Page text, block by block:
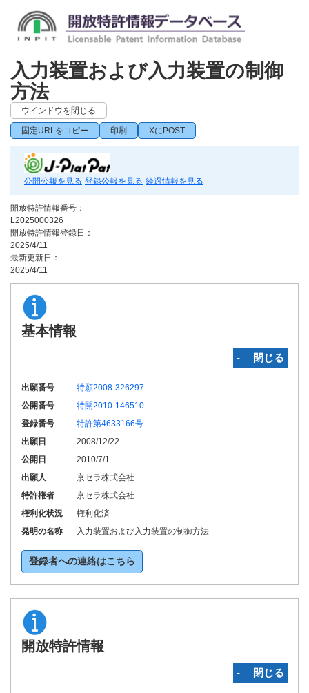
入力装置および入力装置の制御
方法
ウインドウを閉じる
固定URLをコピー 印刷 XにPOST
公開公報を見る 登録公報を見る 経過情報を見る
開放特許情報番号：
L2025000326
開放特許情報登録日：
2025/4/11
最新更新日：
2025/4/11
基本情報
‐ 閉じる
出願番号
特願2008-326297
公開番号
特開2010-146510
登録番号
特許第4633166号
出願日
2008/12/22
公開日
2010/7/1
出願人
京セラ株式会社
特許権者
京セラ株式会社
権利化状況
権利化済
発明の名称
入力装置および入力装置の制御方法
登録者への連絡はこちら
開放特許情報
‐ 閉じる